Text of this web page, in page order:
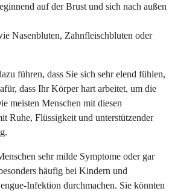
auf der Brust und sich nach außen
Nasenbluten, Zahnfleischbluten oder
führen, dass Sie sich sehr elend fühlen,
dass Ihr Körper hart arbeitet, um die
meisten Menschen mit diesen
Ruhe, Flüssigkeit und unterstützender
sehr milde Symptome oder gar
häufig bei Kindern und
Infektion durchmachen. Sie könnten